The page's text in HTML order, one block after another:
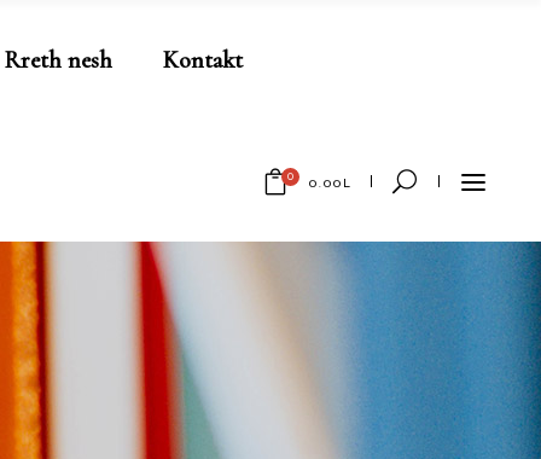
Rreth nesh Kontakt
0 0.00 L
No products in the cart.